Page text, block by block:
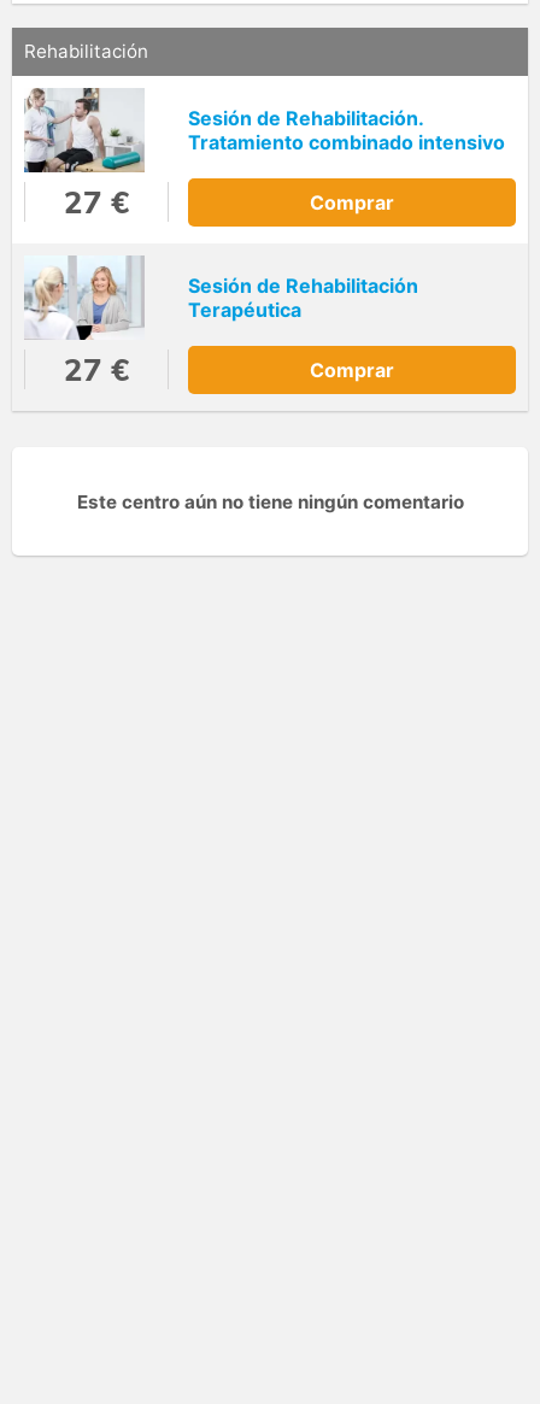
Rehabilitación
Sesión de Rehabilitación.
Tratamiento combinado intensivo
27 € Comprar
Sesión de Rehabilitación
Terapéutica
27 € Comprar
Este centro aún no tiene ningún comentario